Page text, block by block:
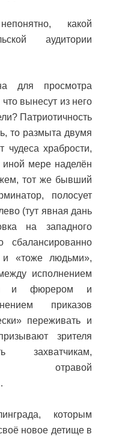
какой
аудитории
для просмотра
вынесут из него
Патриотичность
то размыта двумя
храбрости,
мере наделён
тот же бывший
полосует
(тут явная дань
на западного
сбалансированно
и «тоже людьми»,
исполнением
и фюрером и
приказов
переживать и
зрителя
захватчикам,
отравой
которым
новое детище в